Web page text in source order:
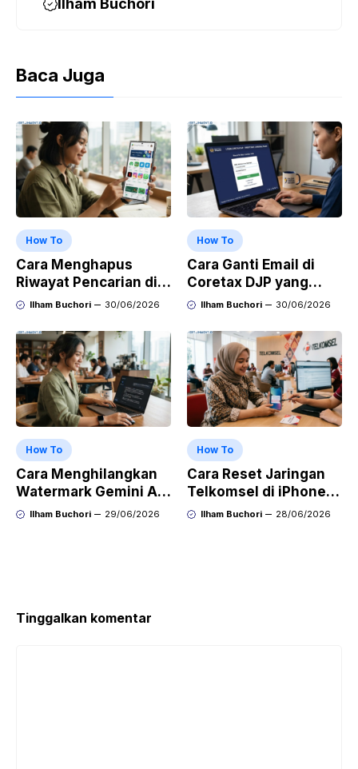
Ilham Buchori
Baca Juga
How To
Cara Menghapus
Riwayat Pencarian di
Play Store di HP
OPPO, dan Vivo
Ilham Buchori 30/06/2026
How To
Cara Ganti Email di
Coretax DJP yang
Sudah Tidak Aktif
Ilham Buchori 30/06/2026
How To
Cara Menghilangkan
Watermark Gemini AI
dengan Mudah Hasil
Ilham Buchori 29/06/2026
How To
Cara Reset Jaringan
Telkomsel di iPhone
agar Koneksi Stabil
Ilham Buchori 28/06/2026
Tinggalkan komentar